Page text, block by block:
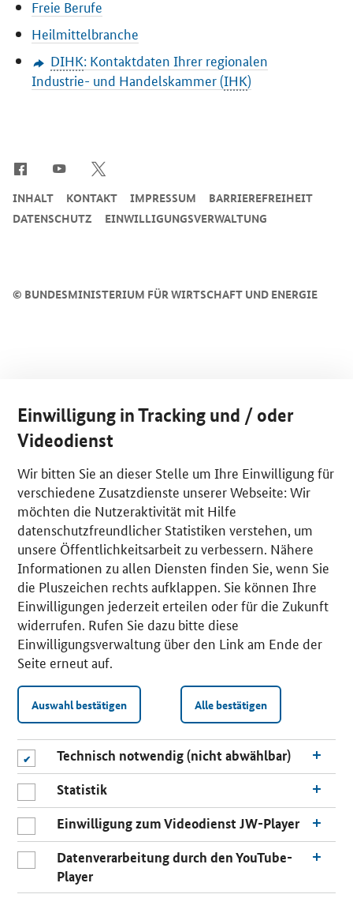
Freie Berufe
Heilmittelbranche
DIHK: Kontaktdaten Ihrer regionalen
Industrie- und Handelskammer (IHK)
© BUNDESMINISTERIUM FÜR WIRTSCHAFT UND ENERGIE
INHALT KONTAKT IMPRESSUM
BARRIEREFREIHEIT
DATENSCHUTZ
EINWILLIGUNGSVERWALTUNG
Einwilligung in Tracking und / oder
Videodienst
Wir bitten Sie an dieser Stelle um Ihre Einwilligung für
verschiedene Zusatzdienste unserer Webseite: Wir
möchten die Nutzeraktivität mit Hilfe
datenschutzfreundlicher Statistiken verstehen, um
unsere Öffentlichkeitsarbeit zu verbessern. Nähere
Informationen zu allen Diensten finden Sie, wenn Sie
die Pluszeichen rechts aufklappen. Sie können Ihre
Einwilligungen jederzeit erteilen oder für die Zukunft
widerrufen. Rufen Sie dazu bitte diese
Einwilligungsverwaltung über den Link am Ende der
Seite erneut auf.
Auswahl bestätigen Alle bestätigen
Technisch notwendig (nicht abwählbar)
Statistik
Einwilligung zum Videodienst JW-Player
Datenverarbeitung durch den YouTube-
Player